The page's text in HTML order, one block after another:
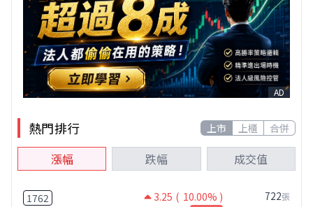
AD
熱門排行 上市 上櫃 合併
漲幅 跌幅 成交值
1762 3.25 ( 10.00% ) 722張